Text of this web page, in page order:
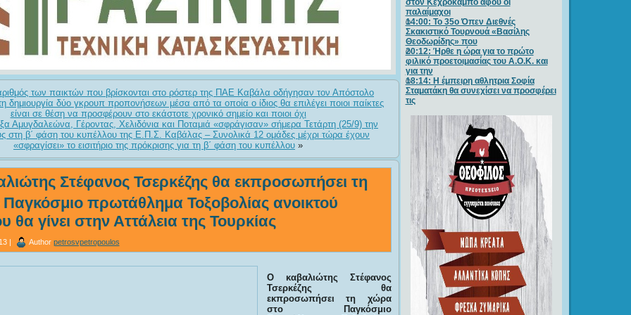
των παικτών που βρίσκονται στο ρόστερ της ΠΑΕ Καβάλα οδήγησαν τον Απόστολο
δημιουργία δύο γκρουπ προπονήσεων μέσα από τα οποία ο ίδιος θα επιλέγει ποιοι παίκτες
είναι σε θέση να προσφέρουν στο εκάστοτε χρονικό σημείο και ποιοι όχι
Αμυγδαλεώνα, Γέροντας, Χελιδόνια και Ποταμιά «σφράγισαν» σήμερα Τετάρτη (25/9) την
στη β΄ φάση του κυπέλλου της Ε.Π.Σ. Καβάλας – Συνολικά 12 ομάδες μέχρι τώρα έχουν
«σφραγίσει» το εισιτήριο της πρόκρισης για τη β΄ φάση του κυπέλλου »
Στέφανος Τσερκέζης θα εκπροσωπήσει τη
πρωτάθλημα Τοξοβολίας ανοικτού
γίνει στην Αττάλεια της Τουρκίας
| Author petrosvpetropoulos
Ο καβαλιώτης Στέφανος
Τσερκέζης θα
εκπροσωπήσει τη χώρα
στο Παγκόσμιο
στον Κεχροκάμπο αφού οι
παλαίμαχοι
14:00: Το 35ο Όπεν Διεθνές
Σκακιστικό Τουρνουά «Βασίλης
Θεοδωρίδης» που
20:12: Ήρθε η ώρα για το πρώτο
φιλικό προετοιμασίας του Α.Ο.Κ. και
για την
18:14: Η έμπειρη αθλητρια Σοφία
Σταματάκη θα συνεχίσει να προσφέρει
τις